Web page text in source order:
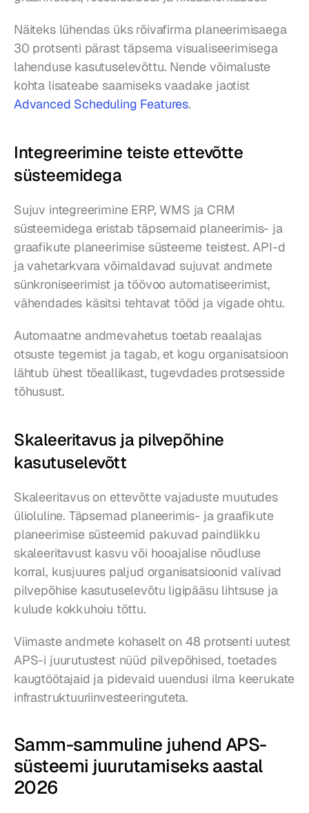
Näiteks lühendas üks rõivafirma planeerimisaega
30 protsenti pärast täpsema visualiseerimisega
lahenduse kasutuselevõttu. Nende võimaluste
kohta lisateabe saamiseks vaadake jaotist
Advanced Scheduling Features.
Integreerimine teiste ettevõtte
süsteemidega
Sujuv integreerimine ERP, WMS ja CRM
süsteemidega eristab täpsemaid planeerimis- ja
graafikute planeerimise süsteeme teistest. API-d
ja vahetarkvara võimaldavad sujuvat andmete
sünkroniseerimist ja töövoo automatiseerimist,
vähendades käsitsi tehtavat tööd ja vigade ohtu.
Automaatne andmevahetus toetab reaalajas
otsuste tegemist ja tagab, et kogu organisatsioon
lähtub ühest tõeallikast, tugevdades protsesside
tõhusust.
Skaleeritavus ja pilvepõhine
kasutuselevõtt
Skaleeritavus on ettevõtte vajaduste muutudes
ülioluline. Täpsemad planeerimis- ja graafikute
planeerimise süsteemid pakuvad paindlikku
skaleeritavust kasvu või hooajalise nõudluse
korral, kusjuures paljud organisatsioonid valivad
pilvepõhise kasutuselevõtu ligipääsu lihtsuse ja
kulude kokkuhoiu tõttu.
Viimaste andmete kohaselt on 48 protsenti uutest
APS-i juurutustest nüüd pilvepõhised, toetades
kaugtöötajaid ja pidevaid uuendusi ilma keerukate
infrastruktuuriinvesteeringuteta.
Samm-sammuline juhend APS-
süsteemi juurutamiseks aastal
2026